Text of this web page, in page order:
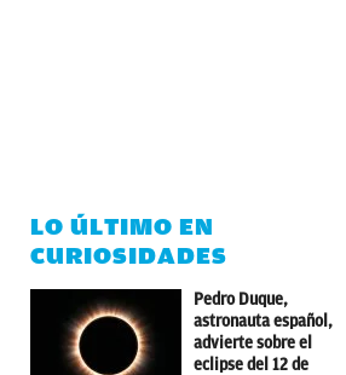
LO ÚLTIMO EN
CURIOSIDADES
Pedro Duque,
astronauta español,
advierte sobre el
eclipse del 12 de